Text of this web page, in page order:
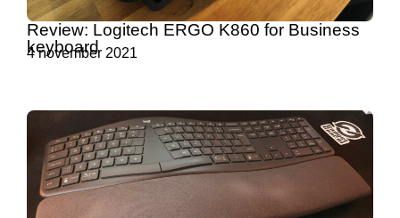
Review: Logitech ERGO K860 for Business
keyboard
4 november 2021